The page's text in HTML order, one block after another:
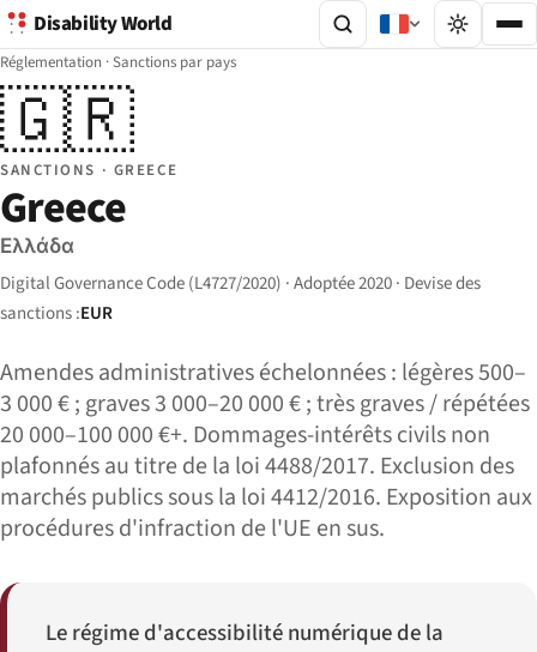
Disability World
Réglementation ·Sanctions par pays
🇬🇷
SANCTIONS · GREECE
Greece
Ελλάδα
Digital Governance Code (L4727/2020) · Adoptée 2020 · Devise des
sanctions :EUR
Amendes administratives échelonnées : légères 500–
3 000 € ; graves 3 000–20 000 € ; très graves / répétées
20 000–100 000 €+. Dommages-intérêts civils non
plafonnés au titre de la loi 4488/2017. Exclusion des
marchés publics sous la loi 4412/2016. Exposition aux
procédures d'infraction de l'UE en sus.
Le régime d'accessibilité numérique de la